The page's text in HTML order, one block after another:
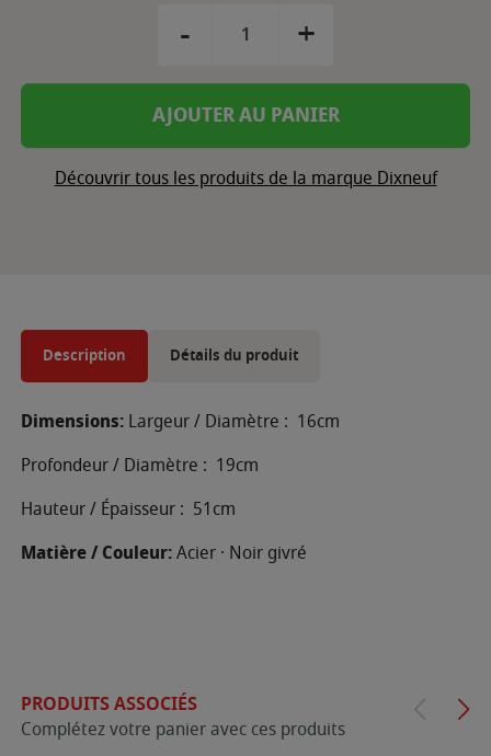
- +
AJOUTER AU PANIER
Découvrir tous les produits de la marque Dixneuf
Description Détails du produit
Dimensions: Largeur / Diamètre : 16cm
Profondeur / Diamètre : 19cm
Hauteur / Épaisseur : 51cm
Matière / Couleur:Acier · Noir givré
PRODUITS ASSOCIÉS
Complétez votre panier avec ces produits